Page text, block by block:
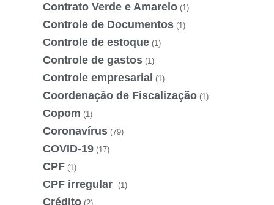
Contrato Verde e Amarelo (1)
Controle de Documentos (1)
Controle de estoque (1)
Controle de gastos (1)
Controle empresarial (1)
Coordenação de Fiscalização (1)
Copom (1)
Coronavírus (79)
COVID-19 (17)
CPF (1)
CPF irregular (1)
Crédito (2)